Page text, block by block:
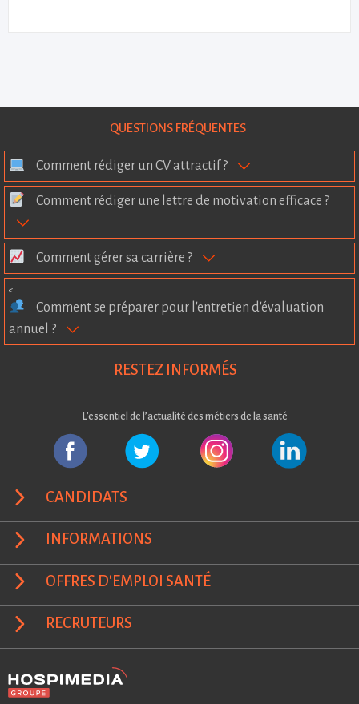
QUESTIONS FRÉQUENTES
Comment rédiger un CV attractif ?
Comment rédiger une lettre de motivation efficace ?
Comment gérer sa carrière ?
<
Comment se préparer pour l'entretien d'évaluation
annuel ?
RESTEZ INFORMÉS
L’essentiel de l’actualité des métiers de la santé
CANDIDATS
INFORMATIONS
OFFRES D'EMPLOI SANTÉ
RECRUTEURS